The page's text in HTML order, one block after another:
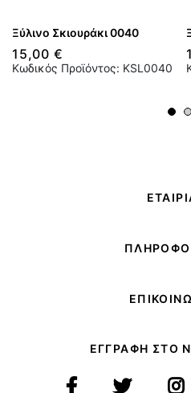
Ξύλινο Σκιουράκι 0040
15,00 €
Κωδικός Προϊόντος: KSL0040
ΕΓΓΡΑΦΗ ΣΤΟ